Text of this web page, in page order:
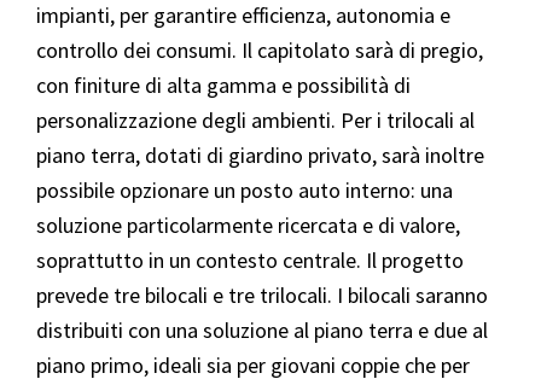
impianti, per garantire efficienza, autonomia e
controllo dei consumi. Il capitolato sarà di pregio,
con finiture di alta gamma e possibilità di
personalizzazione degli ambienti. Per i trilocali al
piano terra, dotati di giardino privato, sarà inoltre
possibile opzionare un posto auto interno: una
soluzione particolarmente ricercata e di valore,
soprattutto in un contesto centrale. Il progetto
prevede tre bilocali e tre trilocali. I bilocali saranno
distribuiti con una soluzione al piano terra e due al
piano primo, ideali sia per giovani coppie che per